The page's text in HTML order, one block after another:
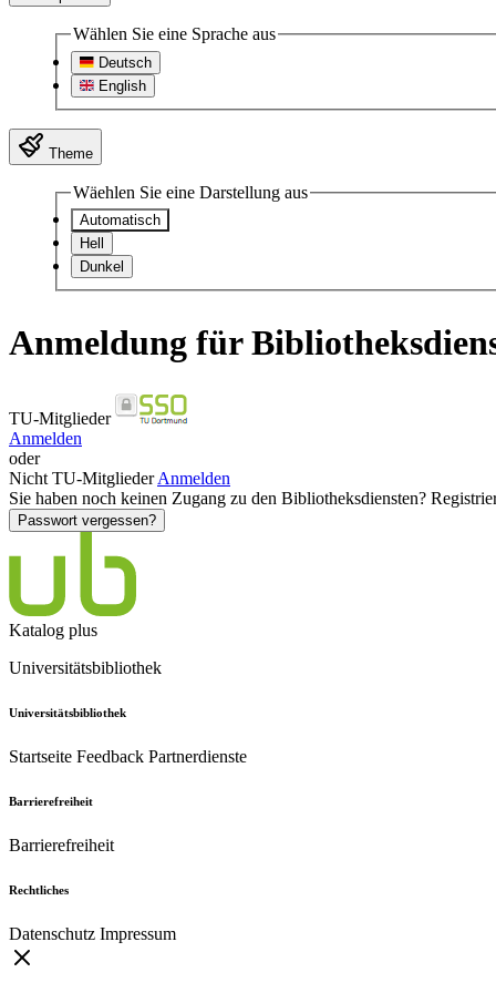
Wählen Sie eine Sprache aus
Deutsch
English
Theme
Wäehlen Sie eine Darstellung aus
Automatisch
Hell
Dunkel
Anmeldung für
TU-Mitglieder
Anmelden
oder
Nicht TU-Mitglieder Anmelden
Sie haben noch keinen Zugang zu den Bibliotheksdiensten?
Passwort vergessen?
Katalog plus
Universitätsbibliothek
Universitätsbibliothek
Startseite Feedback Partnerdienste
Barrierefreiheit
Barrierefreiheit
Rechtliches
Datenschutz Impressum